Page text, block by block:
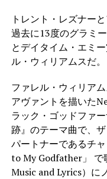
トレント・レズナー
過去に13度のグラミ
とデイタイム・エミ
ル・ウィリアムスだ。
ファレル・ウィリア
アヴァントを描いた
ラック・ゴッドファ
跡』のテーマ曲で、
パートナーであるチ
to My Godfather」
Music and Lyrics）に